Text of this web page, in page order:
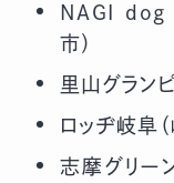
NAGI dog
市）
里山グラン
ロッヂ岐阜
志摩グリー